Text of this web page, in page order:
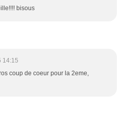
bisous
14:15
coup de coeur pour la 2eme,